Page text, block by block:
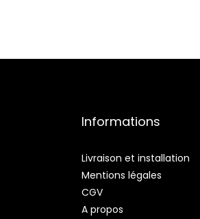
Informations
Livraison et installation
Mentions légales
CGV
A propos